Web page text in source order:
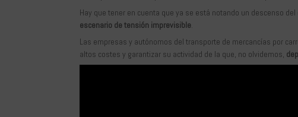
Hay que tener en cuenta que ya se está notando un descenso
escenario de tensión imprevisible.
Las empresas y autónomos del transporte de mercancías por
altos costes y garantizar su actividad de la que, no olvidemos,